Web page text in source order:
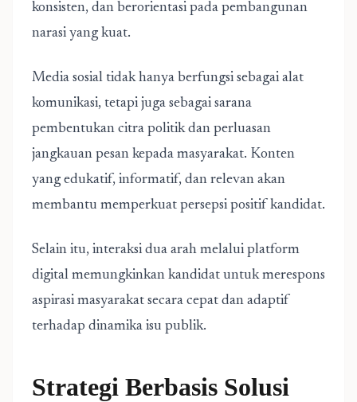
konsisten, dan berorientasi pada pembangunan
narasi yang kuat.
Media sosial tidak hanya berfungsi sebagai alat
komunikasi, tetapi juga sebagai sarana
pembentukan citra politik dan perluasan
jangkauan pesan kepada masyarakat. Konten
yang edukatif, informatif, dan relevan akan
membantu memperkuat persepsi positif kandidat.
Selain itu, interaksi dua arah melalui platform
digital memungkinkan kandidat untuk merespons
aspirasi masyarakat secara cepat dan adaptif
terhadap dinamika isu publik.
Strategi Berbasis Solusi